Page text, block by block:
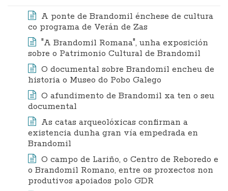
A ponte de Brandomil énchese de cultura
co programa de Verán de Zas
"A Brandomil Romana", unha exposición
sobre o Patrimonio Cultural de Brandomil
O documental sobre Brandomil encheu de
historia o Museo do Pobo Galego
O afundimento de Brandomil xa ten o seu
documental
As catas arqueolóxicas confirman a
existencia dunha gran vía empedrada en
Brandomil
O campo de Lariño, o Centro de Reboredo e
o Brandomil Romano, entre os proxectos non
produtivos apoiados polo GDR